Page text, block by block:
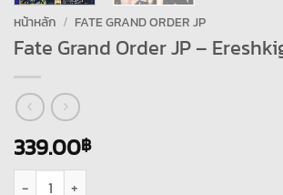
หน้าหลัก / FATE GRAND ORDER JP
Fate Grand Order JP –
339.00฿
จำนวน Fate Grand Order JP - Ereshkigal ชิ้น